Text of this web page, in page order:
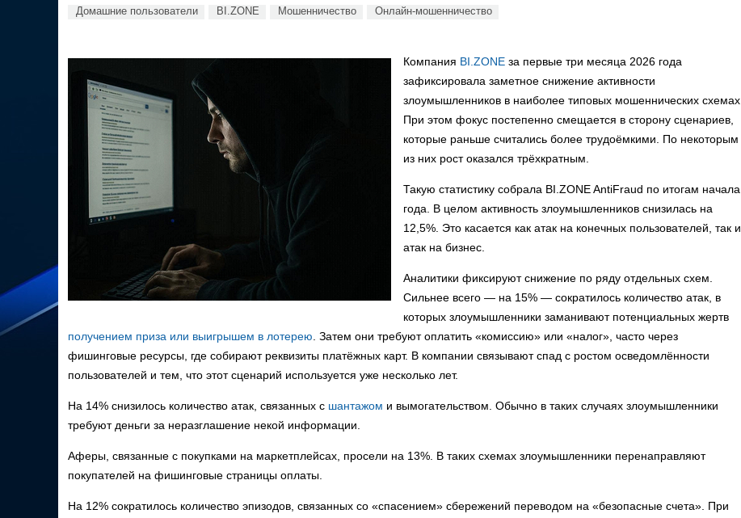
Домашние пользователи BI.ZONE Мошенничество Онлайн-мошенничество
Компания BI.ZONE за первые три месяца 2026 года
зафиксировала заметное снижение активности
злоумышленников в наиболее типовых мошеннических схемах.
При этом фокус постепенно смещается в сторону сценариев,
которые раньше считались более трудоёмкими. По некоторым
из них рост оказался трёхкратным.
Такую статистику собрала BI.ZONE AntiFraud по итогам начала
года. В целом активность злоумышленников снизилась на
12,5%. Это касается как атак на конечных пользователей, так и
атак на бизнес.
Аналитики фиксируют снижение по ряду отдельных схем.
Сильнее всего — на 15% — сократилось количество атак, в
которых злоумышленники заманивают потенциальных жертв
получением приза или выигрышем в лотерею . Затем они требуют оплатить «комиссию» или «налог», часто через
фишинговые ресурсы, где собирают реквизиты платёжных карт. В компании связывают спад с ростом осведомлённости
пользователей и тем, что этот сценарий используется уже несколько лет.
На 14% снизилось количество атак, связанных с шантажом и вымогательством. Обычно в таких случаях злоумышленники
требуют деньги за неразглашение некой информации.
Аферы, связанные с покупками на маркетплейсах, просели на 13%. В таких схемах злоумышленники перенаправляют
покупателей на фишинговые страницы оплаты.
На 12% сократилось количество эпизодов, связанных со «спасением» сбережений переводом на «безопасные счета». При